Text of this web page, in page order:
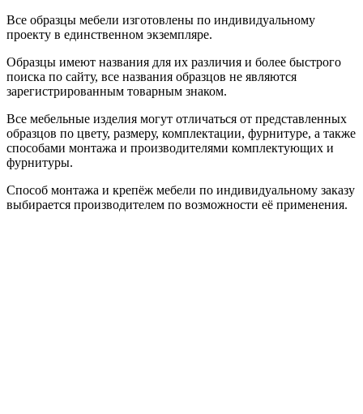
Все образцы мебели изготовлены по индивидуальному
проекту в единственном экземпляре.
Образцы имеют названия для их различия и более быстрого
поиска по сайту, все названия образцов не являются
зарегистрированным товарным знаком.
Все мебельные изделия могут отличаться от представленных
образцов по цвету, размеру, комплектации, фурнитуре, а также
способами монтажа и производителями комплектующих и
фурнитуры.
Способ монтажа и крепёж мебели по индивидуальному заказу
выбирается производителем по возможности её применения.